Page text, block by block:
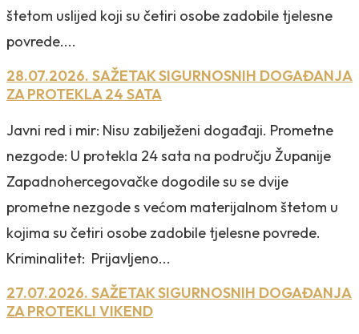
štetom uslijed koji su četiri osobe zadobile tjelesne
povrede....
28.07.2026. SAŽETAK SIGURNOSNIH DOGAĐANJA
ZA PROTEKLA 24 SATA
Javni red i mir: Nisu zabilježeni događaji. Prometne
nezgode: U protekla 24 sata na području Županije
Zapadnohercegovačke dogodile su se dvije
prometne nezgode s većom materijalnom štetom u
kojima su četiri osobe zadobile tjelesne povrede.
Kriminalitet: Prijavljeno...
27.07.2026. SAŽETAK SIGURNOSNIH DOGAĐANJA
ZA PROTEKLI VIKEND